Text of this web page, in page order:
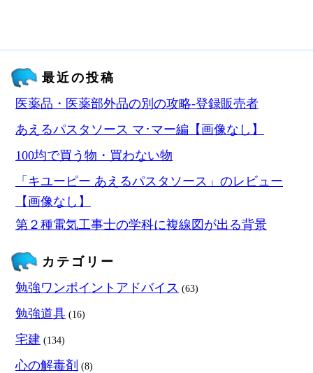
最近の投稿
医薬品・医薬部外品の別の攻略‐登録販売者
あえるパスタソース マ･マー編【画像なし】
100均で買う物・買わない物
「キユーピー あえるパスタソース」のレビュー
【画像なし】
第２種電気工事士の学科に複線図が出る背景
カテゴリー
勉強ワンポイントアドバイス (63)
勉強道具 (16)
宅建 (134)
心の解毒剤 (8)